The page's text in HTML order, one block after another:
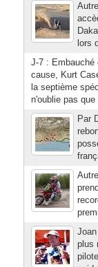
lors
J-7 : Embauché
cause, Kurt
la septième
n'oublie pas
Par
plus